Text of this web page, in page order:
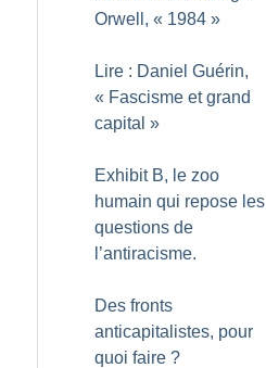
Orwell, « 1984 »
Lire : Daniel Guérin,
« Fascisme et grand
capital »
Exhibit B, le zoo
humain qui repose les
questions de
l’antiracisme.
Des fronts
anticapitalistes, pour
quoi faire ?